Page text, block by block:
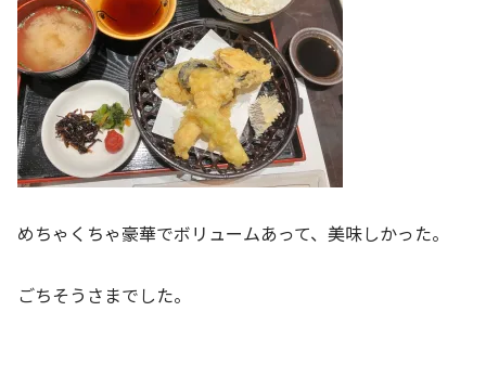
めちゃくちゃ豪華でボリュームあって、美味しかった。
ごちそうさまでした。